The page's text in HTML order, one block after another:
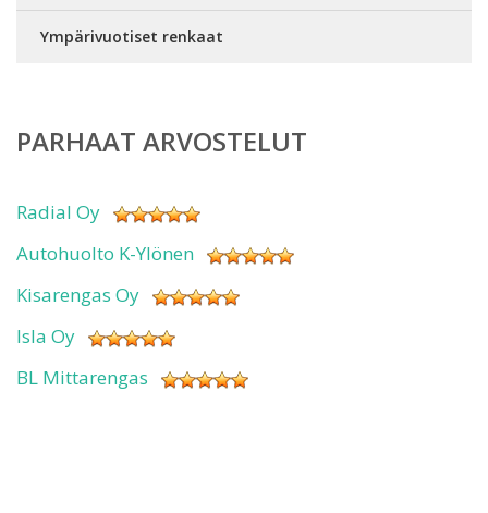
Ympärivuotiset renkaat
PARHAAT ARVOSTELUT
Radial Oy
Autohuolto K-Ylönen
Kisarengas Oy
Isla Oy
BL Mittarengas